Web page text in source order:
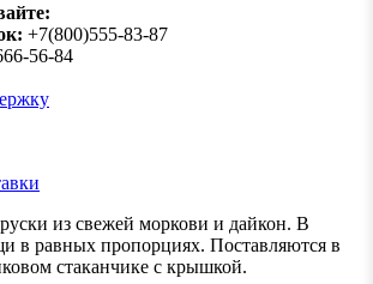
+7(800)555-83-87
56-84
из свежей моркови и дайкон. В
в равных пропорциях. Поставляются в
стаканчике с крышкой.